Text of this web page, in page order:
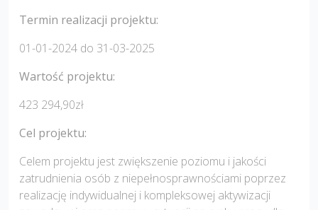
Termin realizacji projektu:
01-01-2024 do 31-03-2025
Wartość projektu:
423 294,90zł
Cel projektu:
Celem projektu jest zwiększenie poziomu i jakości
zatrudnienia osób z niepełnosprawnościami poprzez
realizację indywidualnej i kompleksowej aktywizacji